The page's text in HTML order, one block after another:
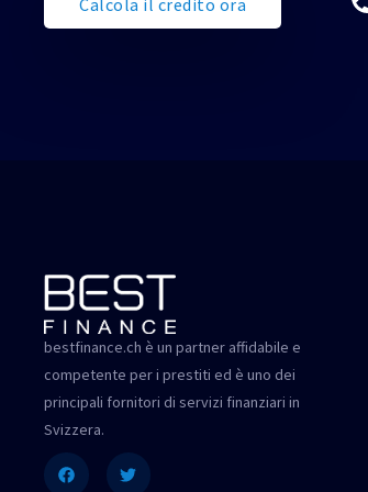
bestfinance.ch è un partner affidabile e
competente per i prestiti ed è uno dei
principali fornitori di servizi finanziari in
Svizzera.